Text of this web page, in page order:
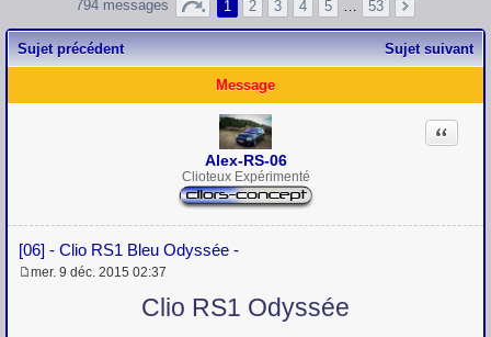
794 messages 1 2 3 4 5 53
Sujet précédent Sujet suivant
Message
Alex-RS-06
Clioteux Expérimenté
[06] - Clio RS1 Bleu Odyssée -
Citation
mer. 9 déc. 2015 02:37
Clio RS1 Odyssée